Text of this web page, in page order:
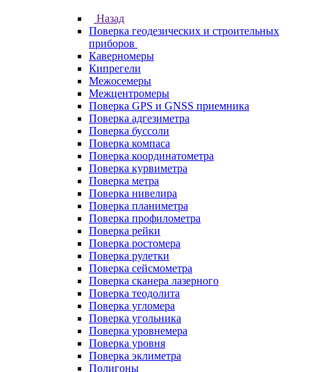
Назад
Поверка геодезических и строительных
приборов
Каверномеры
Кипрегели
Межосемеры
Межцентромеры
Поверка GPS и GNSS приемника
Поверка адгезиметра
Поверка буссоли
Поверка компаса
Поверка координатометра
Поверка курвиметра
Поверка метра
Поверка нивелира
Поверка планиметра
Поверка профилометра
Поверка рейки
Поверка ростомера
Поверка рулетки
Поверка сейсмометра
Поверка сканера лазерного
Поверка теодолита
Поверка угломера
Поверка угольника
Поверка уровнемера
Поверка уровня
Поверка эклиметра
Полигоны